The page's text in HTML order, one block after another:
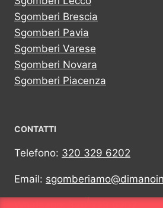
Sgomberi Brescia
Sgomberi Pavia
Sgomberi Varese
Sgomberi Novara
Sgomberi Piacenza
CONTATTI
Telefono: 320 329 6202
Email: